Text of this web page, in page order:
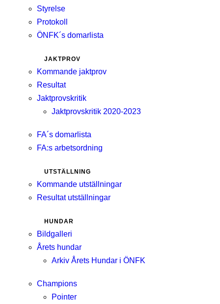
Styrelse
Protokoll
ÖNFK´s domarlista
JAKTPROV
Kommande jaktprov
Resultat
Jaktprovskritik
Jaktprovskritik 2020-2023
FA´s domarlista
FA:s arbetsordning
UTSTÄLLNING
Kommande utställningar
Resultat utställningar
HUNDAR
Bildgalleri
Årets hundar
Arkiv Årets Hundar i ÖNFK
Champions
Pointer